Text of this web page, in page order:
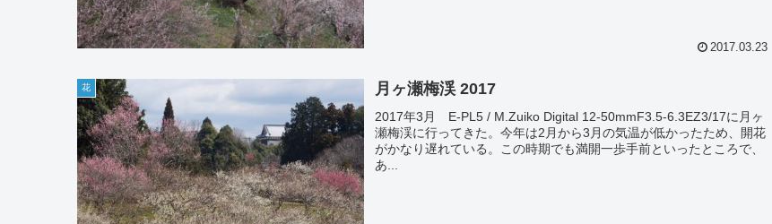
2017.03.23
花 月ヶ瀬梅渓 2017
2017年3月 E-PL5 / M.Zuiko Digital 12-50mmF3.5-6.3EZ3/17に月ヶ
瀬梅渓に行ってきた。今年は2月から3月の気温が低かったため、開花
がかなり遅れている。この時期でも満開一歩手前といったところで、
あ...